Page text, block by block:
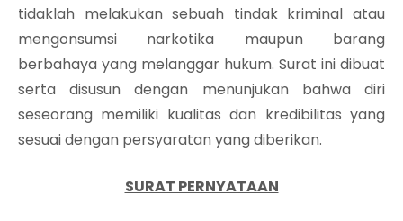
tidaklah melakukan sebuah tindak kriminal atau
mengonsumsi narkotika maupun barang
berbahaya yang melanggar hukum. Surat ini dibuat
serta disusun dengan menunjukan bahwa diri
seseorang memiliki kualitas dan kredibilitas yang
sesuai dengan persyaratan yang diberikan.
SURAT PERNYATAAN